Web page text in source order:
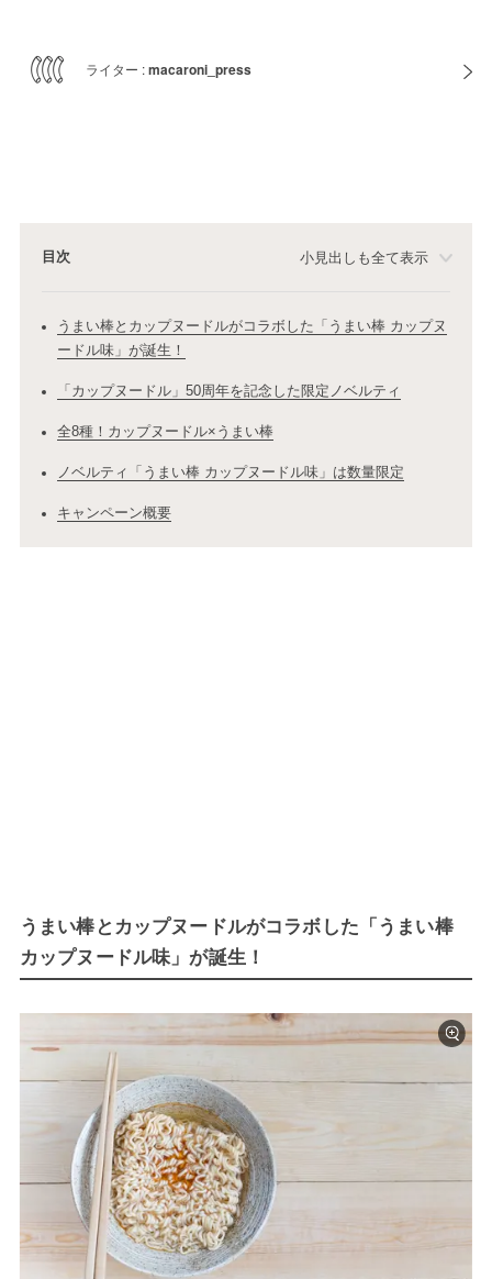
ライター :macaroni_press
目次 小見出しも全て表示
うまい棒とカップヌードルがコラボした「うまい棒 カップヌ
ードル味」が誕生！
「カップヌードル」50周年を記念した限定ノベルティ
全8種！カップヌードル×うまい棒
ノベルティ「うまい棒 カップヌードル味」は数量限定
キャンペーン概要
うまい棒とカップヌードルがコラボした「うまい棒
カップヌードル味」が誕生！